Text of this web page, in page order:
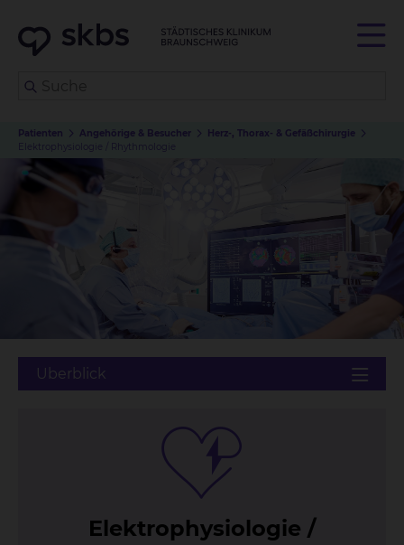
Patienten Angehörige & Besucher
Herz-, Thorax- & Gefäßchirurgie
Elektrophysiologie / Rhythmologie
Elek­tro­phy­sio­lo­gie /